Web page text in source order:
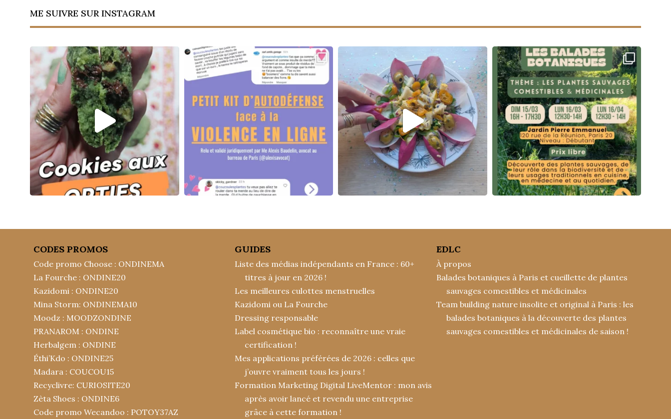
ME SUIVRE SUR INSTAGRAM
CODES PROMOS
Code promo Choose : ONDINEMA
La Fourche : ONDINE20
Kazidomi : ONDINE20
Mina Storm: ONDINEMA10
Moodz : MOODZONDINE
PRANAROM : ONDINE
Herbalgem : ONDINE
Éthi’Kdo : ONDINE25
Madara : COUCOU15
Recyclivre: CURIOSITE20
Zèta Shoes : ONDINE6
Code promo Wecandoo : POTOY37AZ
GUIDES
Liste des médias indépendants en France : 60+
titres à jour en 2026 !
Les meilleures culottes menstruelles
Kazidomi ou La Fourche
Dressing responsable
Label cosmétique bio : reconnaître une vraie
certification !
Mes applications préférées de 2026 : celles que
j’ouvre vraiment tous les jours !
Formation Marketing Digital LiveMentor : mon avis
après avoir lancé et revendu une entreprise
grâce à cette formation !
EDLC
À propos
Balades botaniques à Paris et cueillette de plantes
sauvages comestibles et médicinales
Team building nature insolite et original à Paris : les
balades botaniques à la découverte des plantes
sauvages comestibles et médicinales de saison !